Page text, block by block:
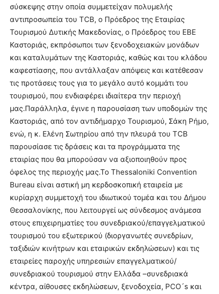
σύσκεψης στην οποία συμμετείχαν πολυμελής
αντιπροσωπεία του TCB, ο Πρόεδρος της Εταιρίας
Τουρισμού Δυτικής Μακεδονίας, ο Πρόεδρος του ΕΒΕ
Καστοριάς, εκπρόσωποι των ξενοδοχειακών μονάδων
και καταλυμάτων της Καστοριάς, καθώς και του κλάδου
καφεστίασης, που αντάλλαξαν απόψεις και κατέθεσαν
τις προτάσεις τους για το μεγάλο αυτό κομμάτι του
τουρισμού, που ενδιαφέρει ιδιαίτερα την περιοχή
μας.Παράλληλα, έγινε η παρουσίαση των υποδομών της
Καστοριάς, από τον αντιδήμαρχο Τουρισμού, Σάκη Ρήμο,
ενώ, η κ. Ελένη Σωτηρίου από την πλευρά του TCB
παρουσίασε τις δράσεις και τα προγράμματα της
εταιρίας που θα μπορούσαν να αξιοποιηθούν προς
όφελος της περιοχής μας.Το Thessaloniki Convention
Bureau είναι αστική μη κερδοσκοπική εταιρεία με
κυρίαρχη συμμετοχή του ιδιωτικού τομέα και του Δήμου
Θεσσαλονίκης, που λειτουργεί ως σύνδεσμος ανάμεσα
στους επιχειρηματίες του συνεδριακού/επαγγελματικού
τουρισμού του εξωτερικού (διοργανωτές συνεδρίων,
ταξιδιών κινήτρων και εταιρικών εκδηλώσεων) και τις
εταιρείες παροχής υπηρεσιών επαγγελματικού/
συνεδριακού τουρισμού στην Ελλάδα –συνεδριακά
κέντρα, αίθουσες εκδηλώσεων, ξενοδοχεία, PCO´s και